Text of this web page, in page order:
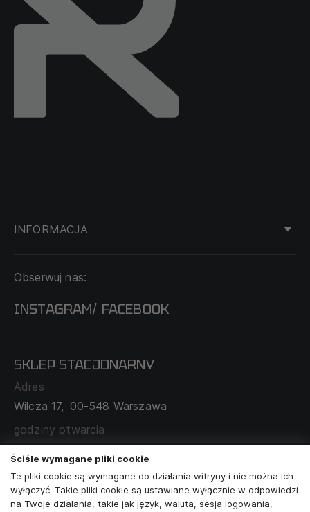
INFORMACJA
DOSTAWA I PŁATNOŚĆ
O NAS
MAPA SERWISU
ZAMÓWIENIA KORPORACYJNE
WSPÓŁPRACA Z PARTNERAMI
Obserwuj nas:
INSTAGRAM/ FACEBOOK
SKLEP STACJONARNY
Adres
Wilcza 17, 00-548 Warszawa
godziny otwarcia
poniedziałek - sobota: 11:00 - 19:00
Skontaktuj się z nami
Ściśle wymagane pliki cookie
Te pliki cookie są wymagane do działania witryny i nie można ich
wyłączyć. Takie pliki cookie są ustawiane wyłącznie w odpowiedzi
na Twoje działania, takie jak język, waluta, sesja logowania,